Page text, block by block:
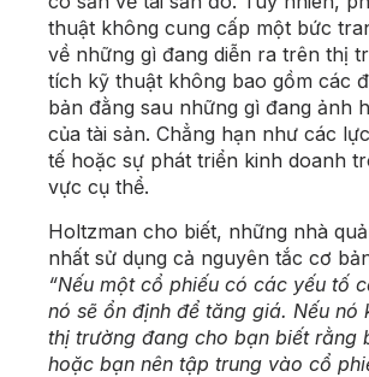
thuật không cung cấp một bức
về những gì đang diễn ra trên thị
tích kỹ thuật không bao gồm các
bản đằng sau những gì đang ảnh
của tài sản. Chẳng hạn như các
tế hoặc sự phát triển kinh doanh
vực cụ thể.
Holtzman cho biết, những nhà
nhất sử dụng cả nguyên tắc cơ
“Nếu một cổ phiếu có các yếu tố
nó sẽ ổn định để tăng giá. Nếu nó
thị trường đang cho bạn biết rằng
hoặc bạn nên tập trung vào cổ